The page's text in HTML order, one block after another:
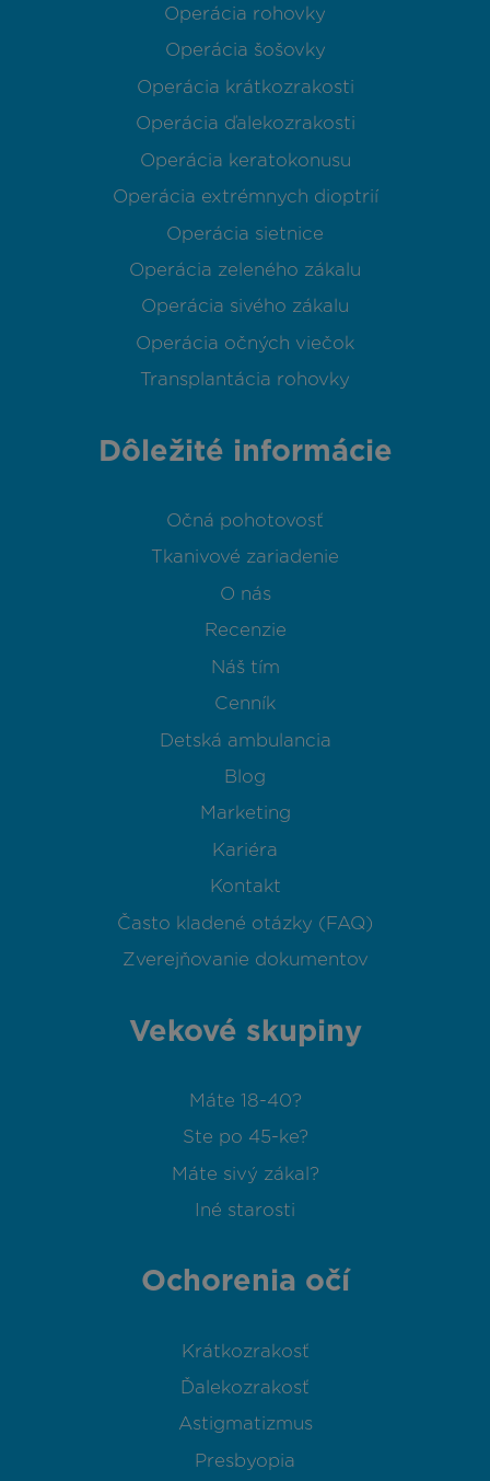
Operácia rohovky
Operácia šošovky
Operácia krátkozrakosti
Operácia ďalekozrakosti
Operácia keratokonusu
Operácia extrémnych dioptrií
Operácia sietnice
Operácia zeleného zákalu
Operácia sivého zákalu
Operácia očných viečok
Transplantácia rohovky
Dôležité informácie
Očná pohotovosť
Tkanivové zariadenie
O nás
Recenzie
Náš tím
Cenník
Detská ambulancia
Blog
Marketing
Kariéra
Kontakt
Často kladené otázky (FAQ)
Zverejňovanie dokumentov
Vekové skupiny
Máte 18-40?
Ste po 45-ke?
Máte sivý zákal?
Iné starosti
Ochorenia očí
Krátkozrakosť
Ďalekozrakosť
Astigmatizmus
Presbyopia